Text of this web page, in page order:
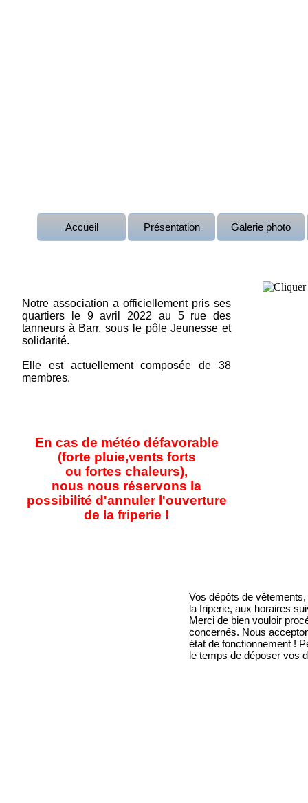
Notre association a officiellement pris ses
quartiers le 9 avril 2022 au 5 rue des
tanneurs à Barr, sous le pôle Jeunesse et
solidarité.
Elle est actuellement composée de 38
membres.
En cas de météo défavorable
(forte pluie,vents forts
ou fortes chaleurs),
nous nous réservons la
possibilité d'annuler l'ouverture
de la friperie !
Vos dépôts de
la friperie, aux horaires
Merci de bien vouloir
concernés. Nous
état de fonctionnement !
le temps de déposer vos
Accueil Présentation Galerie photo